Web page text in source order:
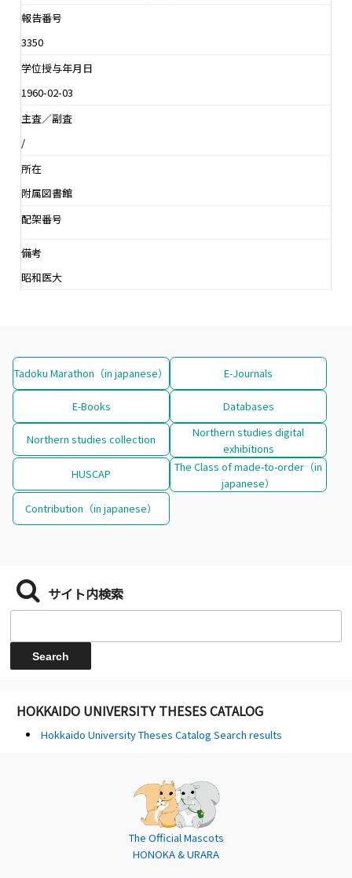
報告番号
3350
学位授与年月日
1960-02-03
主査／副査
/
所在
附属図書館
配架番号
備考
昭和医大
Tadoku Marathon（in japanese） E-Journals
E-Books Databases
Northern studies collection
Northern studies digital
exhibitions
HUSCAP
The Class of made-to-order（in
japanese）
Contribution（in japanese）
サイト内検索
HOKKAIDO UNIVERSITY THESES CATALOG
Hokkaido University Theses Catalog Search results
The Official Mascots
HONOKA & URARA